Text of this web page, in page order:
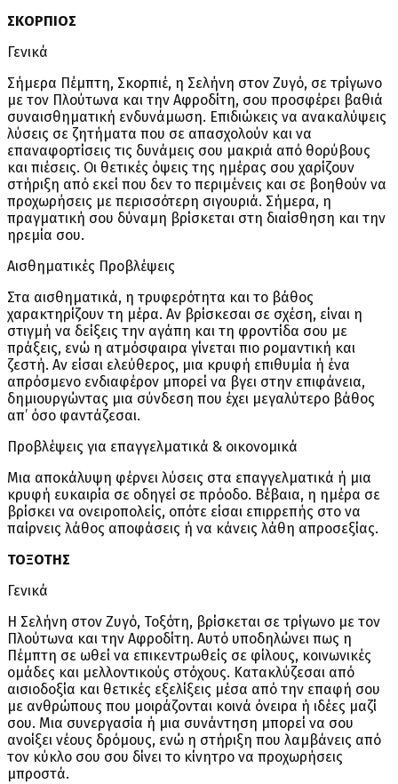
ΣΚΟΡΠΙΟΣ
Γενικά
Σήμερα Πέμπτη, Σκορπιέ, η Σελήνη στον Ζυγό, σε τρίγωνο
με τον Πλούτωνα και την Αφροδίτη, σου προσφέρει βαθιά
συναισθηματική ενδυνάμωση. Επιδιώκεις να ανακαλύψεις
λύσεις σε ζητήματα που σε απασχολούν και να
επαναφορτίσεις τις δυνάμεις σου μακριά από θορύβους
και πιέσεις. Οι θετικές όψεις της ημέρας σου χαρίζουν
στήριξη από εκεί που δεν το περιμένεις και σε βοηθούν να
προχωρήσεις με περισσότερη σιγουριά. Σήμερα, η
πραγματική σου δύναμη βρίσκεται στη διαίσθηση και την
ηρεμία σου.
Αισθηματικές Προβλέψεις
Στα αισθηματικά, η τρυφερότητα και το βάθος
χαρακτηρίζουν τη μέρα. Αν βρίσκεσαι σε σχέση, είναι η
στιγμή να δείξεις την αγάπη και τη φροντίδα σου με
πράξεις, ενώ η ατμόσφαιρα γίνεται πιο ρομαντική και
ζεστή. Αν είσαι ελεύθερος, μια κρυφή επιθυμία ή ένα
απρόσμενο ενδιαφέρον μπορεί να βγει στην επιφάνεια,
δημιουργώντας μια σύνδεση που έχει μεγαλύτερο βάθος
απ’ όσο φαντάζεσαι.
Προβλέψεις για επαγγελματικά & οικονομικά
Μια αποκάλυψη φέρνει λύσεις στα επαγγελματικά ή μια
κρυφή ευκαιρία σε οδηγεί σε πρόοδο. Βέβαια, η ημέρα σε
βρίσκει να ονειροπολείς, οπότε είσαι επιρρεπής στο να
παίρνεις λάθος αποφάσεις ή να κάνεις λάθη απροσεξίας.
ΤΟΞΟΤΗΣ
Γενικά
Η Σελήνη στον Ζυγό, Τοξότη, βρίσκεται σε τρίγωνο με τον
Πλούτωνα και την Αφροδίτη. Αυτό υποδηλώνει πως η
Πέμπτη σε ωθεί να επικεντρωθείς σε φίλους, κοινωνικές
ομάδες και μελλοντικούς στόχους. Κατακλύζεσαι από
αισιοδοξία και θετικές εξελίξεις μέσα από την επαφή σου
με ανθρώπους που μοιράζονται κοινά όνειρα ή ιδέες μαζί
σου. Μια συνεργασία ή μια συνάντηση μπορεί να σου
ανοίξει νέους δρόμους, ενώ η στήριξη που λαμβάνεις από
τον κύκλο σου σου δίνει το κίνητρο να προχωρήσεις
μπροστά.